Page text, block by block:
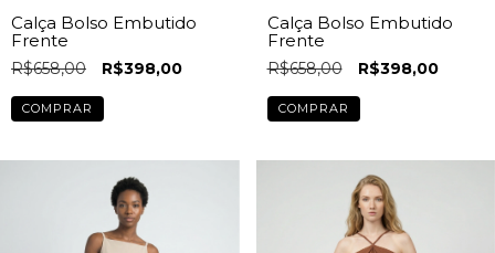
Calça Bolso Embutido
Frente
R$658,00 R$398,00
COMPRAR
Calça Bolso Embutido
Frente
R$658,00 R$398,00
COMPRAR